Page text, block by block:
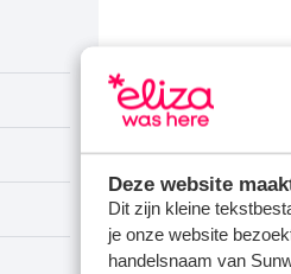
Deze website
Dit zijn kleine
je onze website
handelsnaam van